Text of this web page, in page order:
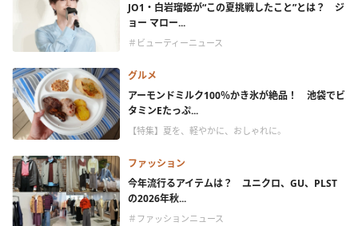
JO1・白岩瑠姫が“この夏挑戦したこと”とは？ ジ
ョー マロー...
＃ビューティーニュース
グルメ
アーモンドミルク100％かき氷が絶品！ 池袋でビ
タミンEたっぷ...
【特集】夏を、軽やかに、おしゃれに。
ファッション
今年流行るアイテムは？ ユニクロ、GU、PLST
の2026年秋...
＃ファッションニュース